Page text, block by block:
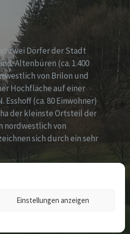
Einstellungen anzeigen
zwei Dörfer der Stadt
Altenbüren (ca. 1.400
westlich von Brilon und
Hochfläche auf einer
Esshoff (ca. 80 Einwohner)
der kleinste Ortsteil der
nordwestlich von
sich durch ein sehr